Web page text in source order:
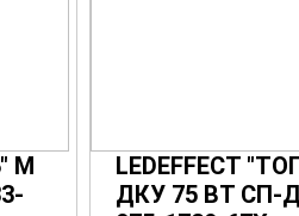
М
LEDEFFECT
ДКУ 75 ВТ СП-